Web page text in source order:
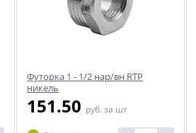
Футорка 1 - 1/2 нар/вн RTP
никель
151.50 руб. за шт